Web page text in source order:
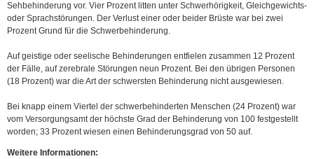
Sehbehinderung vor. Vier Prozent litten unter Schwerhörigkeit, Gleichgewichts-
oder Sprachstörungen. Der Verlust einer oder beider Brüste war bei zwei
Prozent Grund für die Schwerbehinderung.
Auf geistige oder seelische Behinderungen entfielen zusammen 12 Prozent
der Fälle, auf zerebrale Störungen neun Prozent. Bei den übrigen Personen
(18 Prozent) war die Art der schwersten Behinderung nicht ausgewiesen.
Bei knapp einem Viertel der schwerbehinderten Menschen (24 Prozent) war
vom Versorgungs­amt der höchste Grad der Behinderung von 100 festgestellt
worden; 33 Prozent wiesen einen Behinderungsgrad von 50 auf.
Weitere Informationen: